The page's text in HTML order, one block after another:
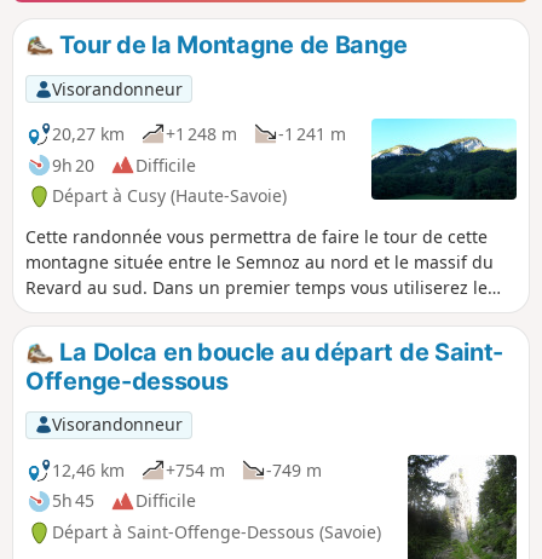
Tour de la Montagne de Bange
Visorandonneur
20,27 km
+1 248 m
-1 241 m
9h 20
Difficile
Départ à Cusy (Haute-Savoie)
Cette randonnée vous permettra de faire le tour de cette
montagne située entre le Semnoz au nord et le massif du
Revard au sud. Dans un premier temps vous utiliserez le
GRP® qui vous permettra d'atteindre le sommet (Crêt de la
Dolca) et vous mènera au Col de la Cochette (table
d'orientation). Note modérateur les avis sur cette
randonnée indique qu'à partir de (14) le sentier n'existe
plus. La seule alternative est de suivre la D911 sur 4 km.
Voir détails dans le descriptif
La Dolca en boucle au départ de Saint-
Offenge-dessous
Visorandonneur
12,46 km
+754 m
-749 m
5h 45
Difficile
Départ à Saint-Offenge-Dessous (Savoie)